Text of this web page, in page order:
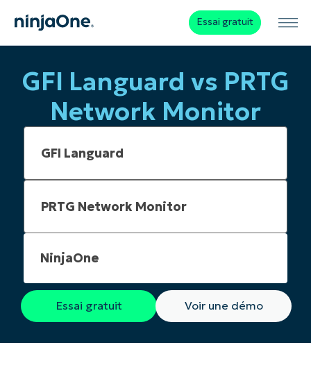
Essai gratuit
GFI Languard vs PRTG
Network Monitor
NinjaOne
Essai gratuit Voir une démo